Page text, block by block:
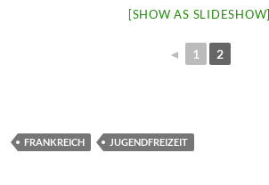
[SHOW AS SLIDESHOW]
◄ 1 2
FRANKREICH JUGENDFREIZEIT